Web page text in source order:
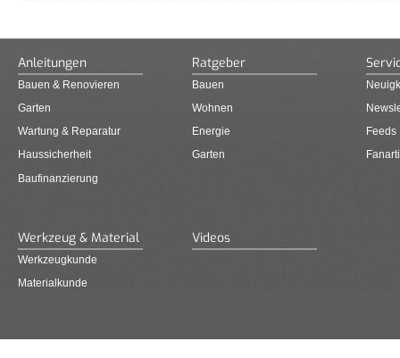
Anleitungen
Bauen & Renovieren
Garten
Wartung & Reparatur
Haussicherheit
Baufinanzierung
Ratgeber
Bauen
Wohnen
Energie
Garten
Feeds
Werkzeug & Material
Werkzeugkunde
Materialkunde
Videos